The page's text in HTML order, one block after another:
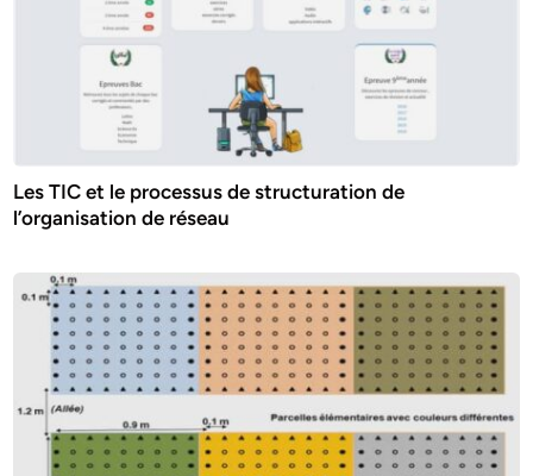
Les TIC et le processus de structuration de
l’organisation de réseau